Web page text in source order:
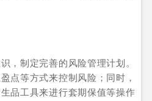
，制定完善的风险管理计划。
点等方式来控制风险；同时，
品工具来进行套期保值等操作